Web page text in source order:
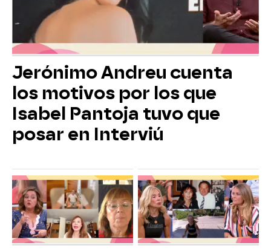
Jerónimo Andreu cuenta
los motivos por los que
Isabel Pantoja tuvo que
posar en Interviú